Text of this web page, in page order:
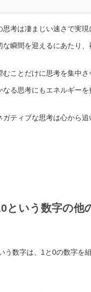
思考は凄まじい速さで実現
な瞬間を迎えるにあたり
むことだけに思考を集中さ
なる思考にもエネルギーを
ガティブな思考は心から追
という数字の他
う数字は、1と0の数字を